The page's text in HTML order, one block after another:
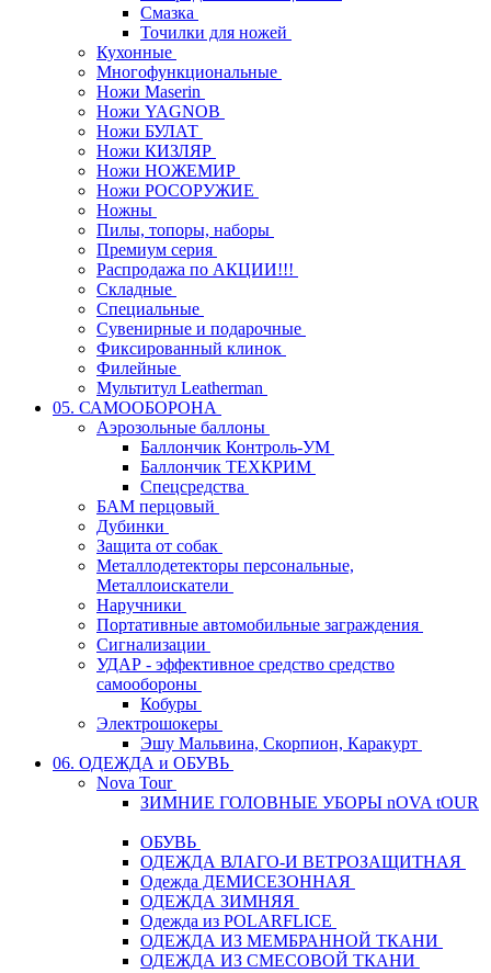
Смазка
Точилки для ножей
Кухонные
Многофункциональные
Ножи Maserin
Ножи YAGNOB
Ножи БУЛАТ
Ножи КИЗЛЯР
Ножи НОЖЕМИР
Ножи РОСОРУЖИЕ
Ножны
Пилы, топоры, наборы
Премиум серия
Распродажа по АКЦИИ!!!
Складные
Специальные
Сувенирные и подарочные
Фиксированный клинок
Филейные
Мультитул Leatherman
05. САМООБОРОНА
Аэрозольные баллоны
Баллончик Контроль-УМ
Баллончик ТЕХКРИМ
Спецсредства
БАМ перцовый
Дубинки
Защита от собак
Металлодетекторы персональные,
Металлоискатели
Наручники
Портативные автомобильные заграждения
Сигнализации
УДАР - эффективное средство средство
самообороны
Кобуры
Электрошокеры
Эшу Мальвина, Скорпион, Каракурт
06. ОДЕЖДА и ОБУВЬ
Nova Tour
ЗИМНИЕ ГОЛОВНЫЕ УБОРЫ nOVA tOUR
ОБУВЬ
ОДЕЖДА ВЛАГО-И ВЕТРОЗАЩИТНАЯ
Одежда ДЕМИСЕЗОННАЯ
ОДЕЖДА ЗИМНЯЯ
Одежда из POLARFLICE
ОДЕЖДА ИЗ МЕМБРАННОЙ ТКАНИ
ОДЕЖДА ИЗ СМЕСОВОЙ ТКАНИ